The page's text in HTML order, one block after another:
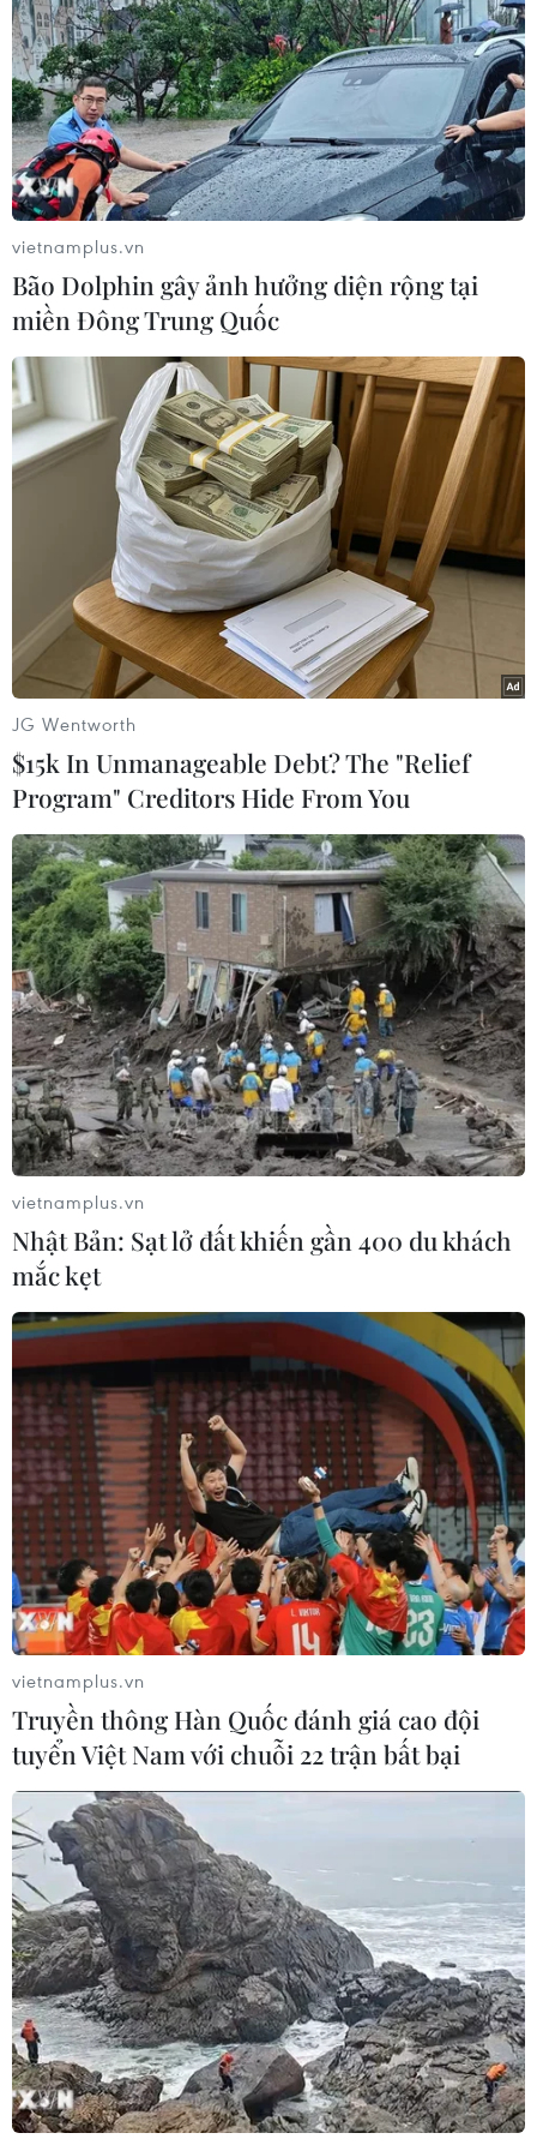
NATO ưu tiên đẩy nhanh chuyển giao hệ thống
phòng không cho Ukraine
Liên hợp quốc: Xung đột Ukraine trải qua tháng
đẫm máu nhất
Tổng thống Nga thay đổi vị trí các chỉ
huy tại mặt trận Ukraine
TIN LIÊN QUAN
Khoảng 20 quốc gia có thể sẽ tham gia
“liên minh tự nguyện” tại Ukraine
07/03/2025 04:32
Các quốc gia châu Âu và Khối thịnh vượng chung đang
chuẩn bị thành lập một liên minh tự nguyện để triển
khai lực lượng gìn giữ hòa bình tại Ukraine.
Anh, Pháp sẽ tiếp tục cung cấp thông tin
tình báo cho Ukraine
06/03/2025 23:30
Anh và Pháp tuyên bố sẽ tiếp tục cung cấp thông tin tình
báo có chủ quyền của mình cho Ukraine, nhưng sẽ
không chuyển thông tin tình báo thu được từ Mỹ cho
Kiev.
Tổng Thư ký NATO lạc quan thận trọng về
vietnamplus.vn
Bão Dolphin gây ảnh hưởng diện rộng tại
miền Đông Trung Quốc
JG Wentworth
$15k In Unmanageable Debt? The "Relief
Program" Creditors Hide From You
vietnamplus.vn
Nhật Bản: Sạt lở đất khiến gần 400 du khách
mắc kẹt
vietnamplus.vn
Truyền thông Hàn Quốc đánh giá cao đội
tuyển Việt Nam với chuỗi 22 trận bất bại